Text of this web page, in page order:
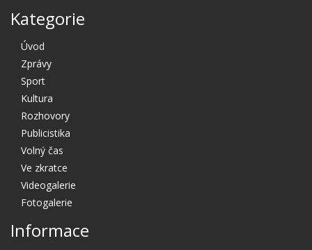
Kategorie
Úvod
Zprávy
Sport
Kultura
Rozhovory
Publicistika
Volný čas
Ve zkratce
Videogalerie
Fotogalerie
Informace